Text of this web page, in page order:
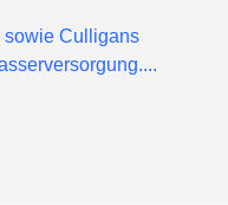
sowie Culligans